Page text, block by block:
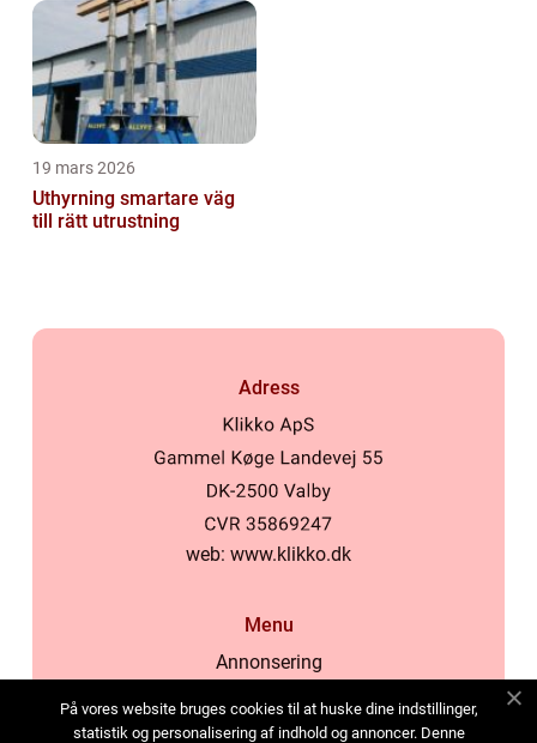
19 mars 2026
Uthyrning smartare väg
till rätt utrustning
Adress
web: www.klikko.dk
Menu
Annonsering
Cookies
På vores website bruges cookies til at huske dine indstillinger,
statistik og personalisering af indhold og annoncer. Denne